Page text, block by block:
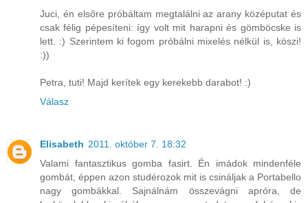
Juci, én elsőre próbáltam megtalálni az arany középutat és
csak félig pépesíteni: így volt mit harapni és gömböcske is
lett. :) Szerintem ki fogom próbálni mixelés nélkül is, köszi!
:))
Petra, tuti! Majd kerítek egy kerekebb darabot! :)
Válasz
Elisabeth 2011. október 7. 18:32
Valami fantasztikus gomba fasirt. Én imádok mindenféle
gombát, éppen azon studérozok mit is csináljak a Portabello
nagy gombákkal. Sajnálnám összevágni apróra, de